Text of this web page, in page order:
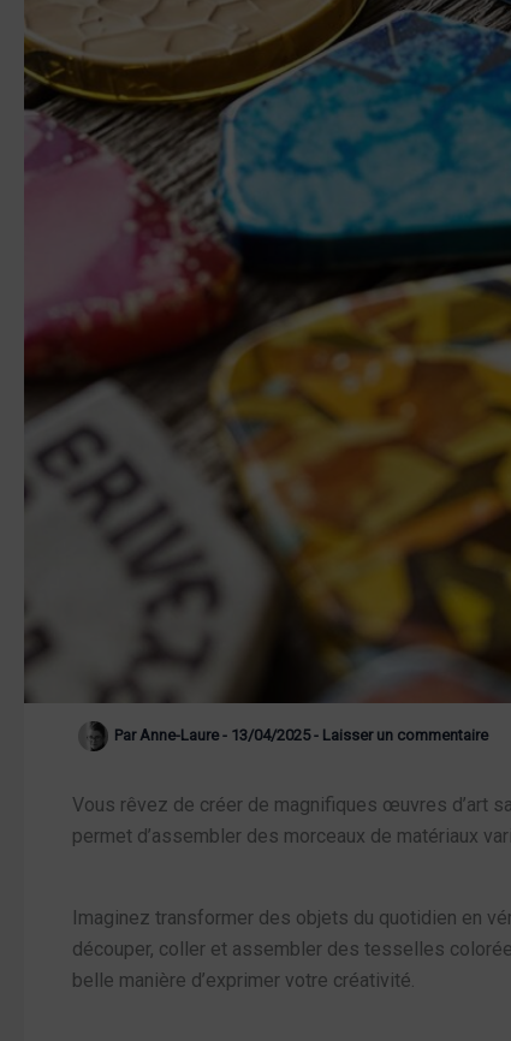
Par Anne-Laure- 13/04/2025- Laisser un commentaire
Vous rêvez de créer de magnifiques œuvres d’art
permet d’assembler des morceaux de matériaux
Imaginez transformer des objets du quotidien en
découper, coller et assembler des tesselles
belle manière d’exprimer votre créativité.